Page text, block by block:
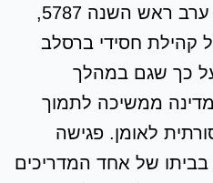
7 באוגוסט 2026, ערב ראש השנה 5787,
קהילת חסידי ברסלב
על כך שגם במהלך
ממשיכה לתמוך
לאומן. פגישה
בביתו של אחד המדריכים